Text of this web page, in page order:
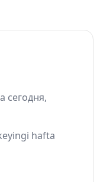
сегодня,
hafta